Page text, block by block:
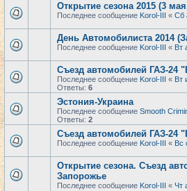
Открытие сезона 2015 (3
Последнее сообщение Korol-III « Сб
День Автомобилиста 2014
Последнее сообщение Korol-III « Вт
Съезд автомобилей ГАЗ-24
Последнее сообщение Korol-III « Вт
Ответы: 6
Эстония-Украина
Последнее сообщение Smooth
Ответы: 2
Съезд автомобилей ГАЗ-24
Последнее сообщение Korol-III « Вс
Открытие сезона. Съезд
Запорожье
Последнее сообщение Korol-III « Чт